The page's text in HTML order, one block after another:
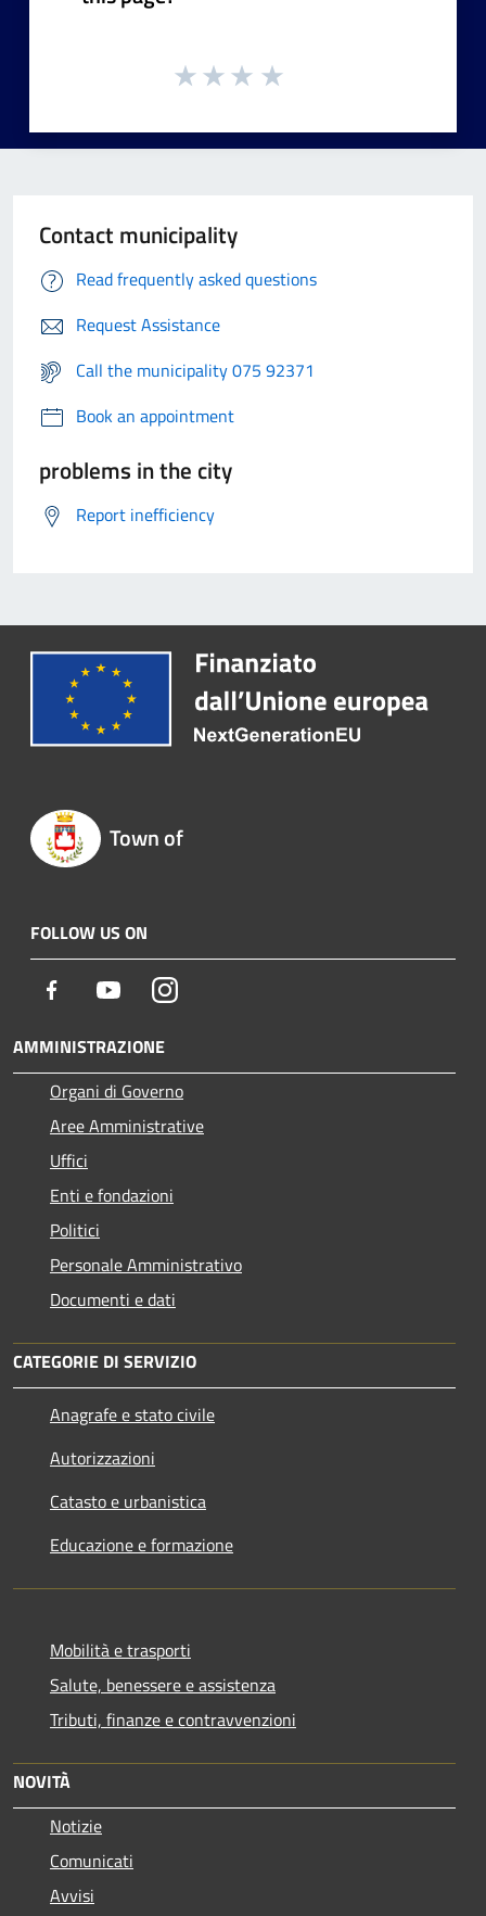
Contact municipality
Read frequently asked questions
Request Assistance
Call the municipality 075 92371
Book an appointment
problems in the city
Report inefficiency
Town of
FOLLOW US ON
Facebook YoutubeInstagram
AMMINISTRAZIONE
Organi di Governo
Aree Amministrative
Uffici
Enti e fondazioni
Politici
Personale Amministrativo
Documenti e dati
CATEGORIE DI SERVIZIO
Anagrafe e stato civile
Autorizzazioni
Catasto e urbanistica
Educazione e formazione
Mobilità e trasporti
Salute, benessere e assistenza
Tributi, finanze e contravvenzioni
NOVITÀ
Notizie
Comunicati
Avvisi